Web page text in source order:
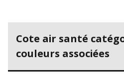
Cote air santé
couleurs associées